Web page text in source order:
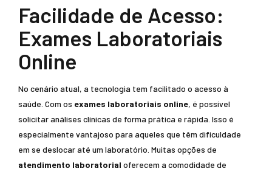
Facilidade de Acesso:
Exames Laboratoriais
Online
No cenário atual, a tecnologia tem facilitado o acesso à
saúde. Com os exames laboratoriais online, é possível
solicitar análises clínicas de forma prática e rápida. Isso é
especialmente vantajoso para aqueles que têm dificuldade
em se deslocar até um laboratório. Muitas opções de
atendimento laboratorial oferecem a comodidade de